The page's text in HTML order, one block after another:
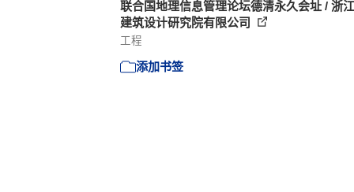
联合国地理信息管理论坛德清永久会址 / 浙
建筑设计研究院有限公司
工程
添加书签